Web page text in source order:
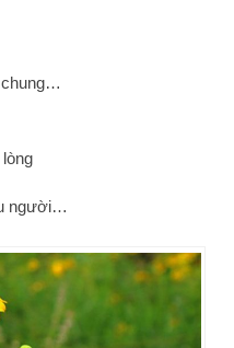
chung…
người…